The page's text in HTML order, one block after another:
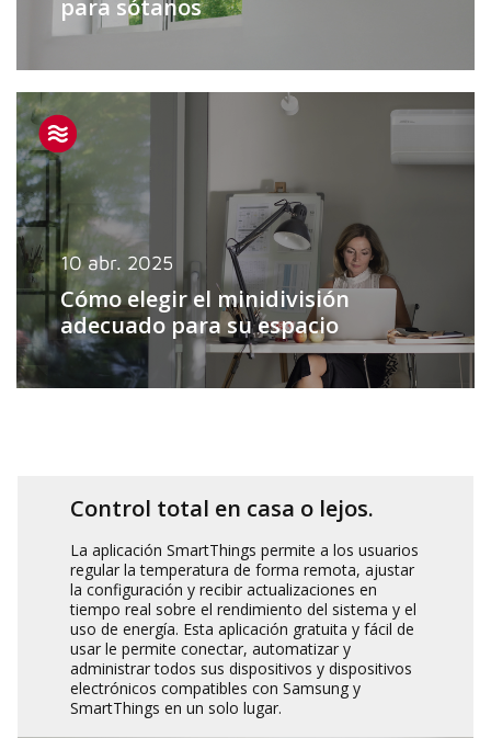
para sótanos
10 abr. 2025
Cómo elegir el minidivisión
adecuado para su espacio
Control total en casa o lejos.
La aplicación SmartThings permite a los usuarios
regular la temperatura de forma remota, ajustar
la configuración y recibir actualizaciones en
tiempo real sobre el rendimiento del sistema y el
uso de energía. Esta aplicación gratuita y fácil de
usar le permite conectar, automatizar y
administrar todos sus dispositivos y dispositivos
electrónicos compatibles con Samsung y
SmartThings en un solo lugar.